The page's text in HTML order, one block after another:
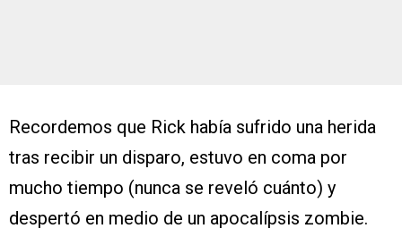
Recordemos que Rick había sufrido una herida
tras recibir un disparo, estuvo en coma por
mucho tiempo (nunca se reveló cuánto) y
despertó en medio de un apocalípsis zombie.